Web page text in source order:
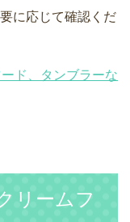
に応じて確認くだ
ド、タンブラーな
リームフ